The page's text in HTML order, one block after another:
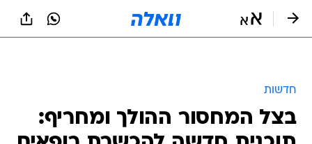
בצל המחסור ההולך ומחריף:
תוכנית חדשה להכשרת רופאים
מהציבור החרדי